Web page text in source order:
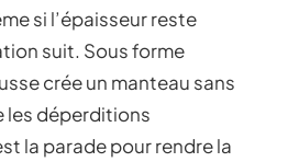
si l’épaisseur reste
suit. Sous forme
crée un manteau sans
les déperditions
la parade pour rendre la